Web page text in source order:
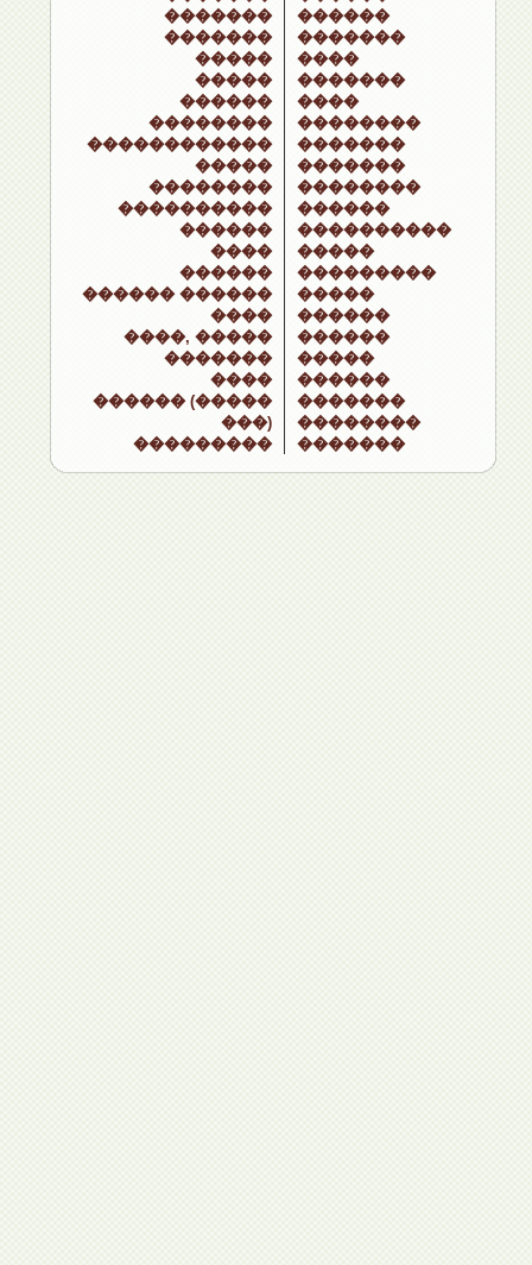
�������
�������
�����
�����
������
��������
������������
�����
��������
����������
������
����
������
������ ������
����
����, �����
�������
����
������ (�����
���)
���������
������
�������
����
�������
����
��������
�������
�������
��������
������
����������
�����
���������
�����
������
������
�����
������
�������
��������
�������